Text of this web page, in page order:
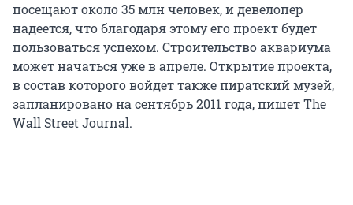
посещают около 35 млн человек, и девелопер
надеется, что благодаря этому его проект будет
пользоваться успехом. Строительство аквариума
может начаться уже в апреле. Открытие проекта,
в состав которого войдет также пиратский музей,
запланировано на сентябрь 2011 года, пишет The
Wall Street Journal.